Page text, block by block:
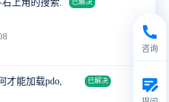
上角的搜索.
才能加载pdo,
已解决
咨询